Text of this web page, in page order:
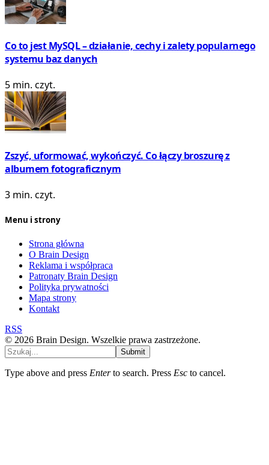
Co to jest MySQL – działanie, cechy i zalety popularnego
systemu baz danych
5 min. czyt.
Zszyć, uformować, wykończyć. Co łączy broszurę z
albumem fotograficznym
3 min. czyt.
Menu i strony
Strona główna
O Brain Design
Reklama i współpraca
Patronaty Brain Design
Polityka prywatności
Mapa strony
Kontakt
RSS
© 2026 Brain Design. Wszelkie prawa zastrzeżone.
Submit
Type above and press Enterto search. Press Esc to cancel.